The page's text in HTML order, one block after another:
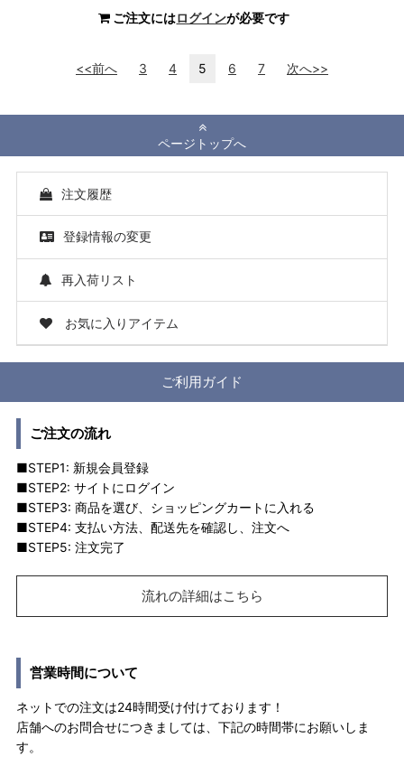
ご注文にはログインが必要です
<<前へ 3 4 5 6 7 次へ>>
ページトップへ
注文履歴
登録情報の変更
再入荷リスト
お気に入りアイテム
ご利用ガイド
ご注文の流れ
■STEP1: 新規会員登録
■STEP2: サイトにログイン
■STEP3: 商品を選び、ショッピングカートに入れる
■STEP4: 支払い方法、配送先を確認し、注文へ
■STEP5: 注文完了
流れの詳細はこちら
営業時間について
ネットでの注文は24時間受け付けております！
店舗へのお問合せにつきましては、下記の時間帯にお願いしま
す。